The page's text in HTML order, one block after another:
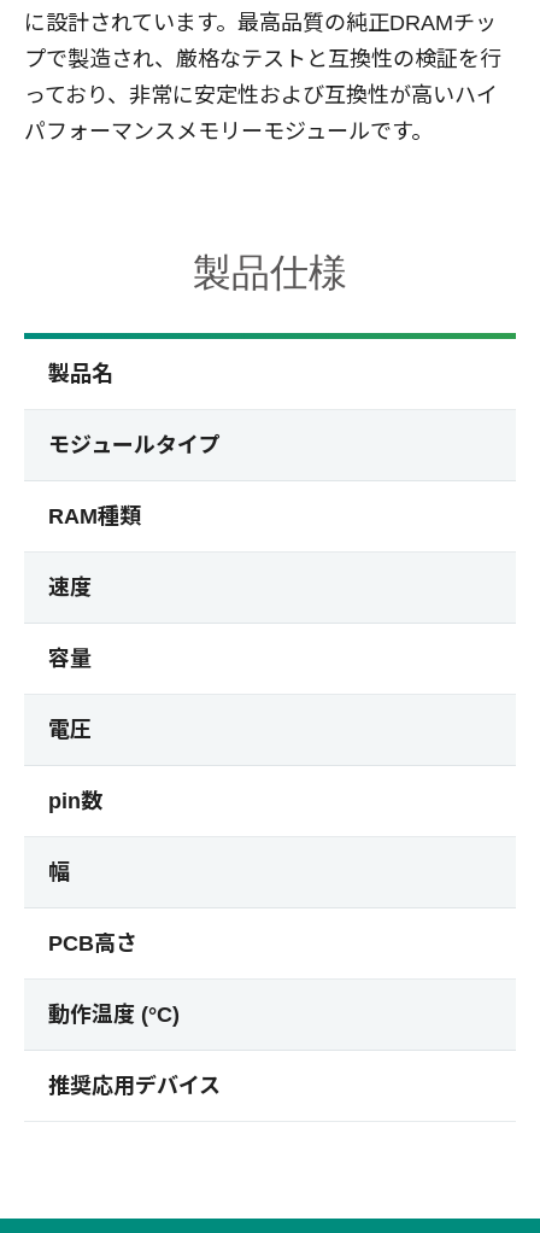
に設計されています。最高品質の純正DRAMチッ
プで製造され、厳格なテストと互換性の検証を行
っており、非常に安定性および互換性が高いハイ
パフォーマンスメモリーモジュールです。
製品仕様
製品名
モジュールタイプ
RAM種類
速度
容量
電圧
pin数
幅
PCB高さ
動作温度 (°C)
推奨応用デバイス